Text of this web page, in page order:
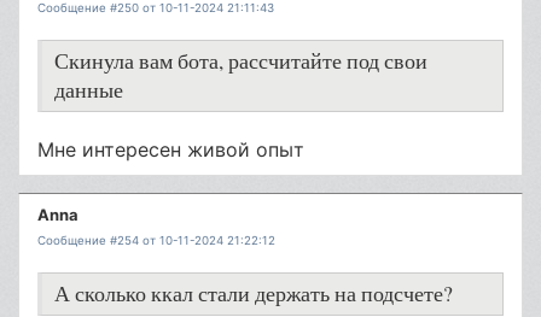
Сообщение #250 от 10-11-2024 21:11:43
Скинула вам бота, рассчитайте под свои
данные
Мне интересен живой опыт
Anna
Сообщение #254 от 10-11-2024 21:22:12
А сколько ккал стали держать на подсчете?